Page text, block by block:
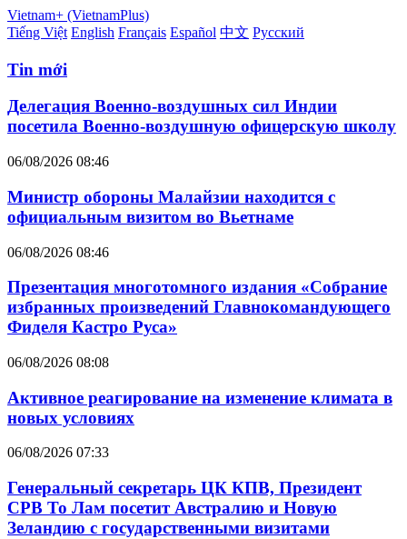
Vietnam+ (VietnamPlus)
Tiếng Việt English Français Español 中文 Русский
Tin mới
Делегация Военно-воздушных сил Индии
посетила Военно-воздушную офицерскую школу
06/08/2026 08:46
Министр обороны Малайзии находится с
официальным визитом во Вьетнаме
06/08/2026 08:46
Презентация многотомного издания «Собрание
избранных произведений Главнокомандующего
Фиделя Кастро Руса»
06/08/2026 08:08
Активное реагирование на изменение климата в
новых условиях
06/08/2026 07:33
Генеральный секретарь ЦК КПВ, Президент
СРВ То Лам посетит Австралию и Новую
Зеландию с государственными визитами